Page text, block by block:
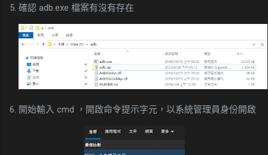
5. 確認 adb.exe 檔案有沒有存在
6. 開始輸入 cmd ，開啟命令提示字元，以系統管理員身份開啟